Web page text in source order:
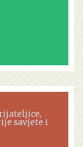
savjete i